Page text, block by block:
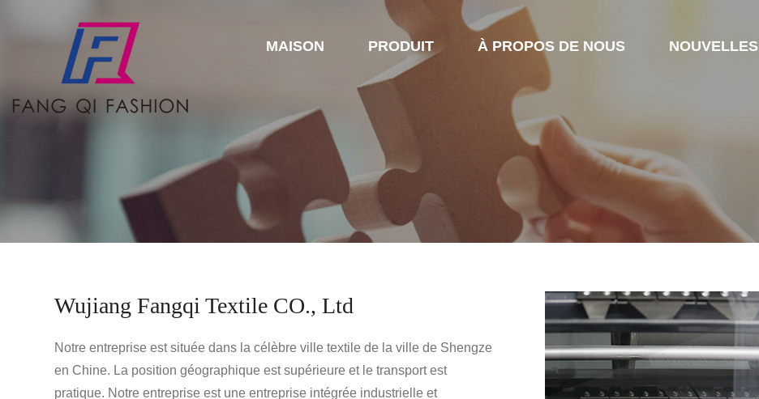
MAISON PRODUIT À PROPOS DE NOUS NOUVELLES
Wujiang Fangqi Textile CO., Ltd
Notre entreprise est située dans la célèbre ville textile de la ville de Shengze
en Chine. La position géographique est supérieure et le transport est
pratique. Notre entreprise est une entreprise intégrée industrielle et